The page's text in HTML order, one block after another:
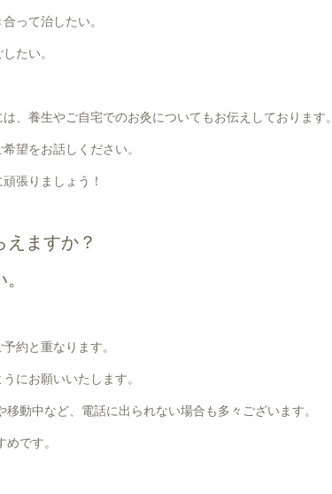
って治したい。
たい。
、養生やご自宅でのお灸についてもお伝えしております。
望をお話しください。
張りましょう！
ますか？
約と重なります。
にお願いいたします。
動中など、電話に出られない場合も多々ございます。
です。